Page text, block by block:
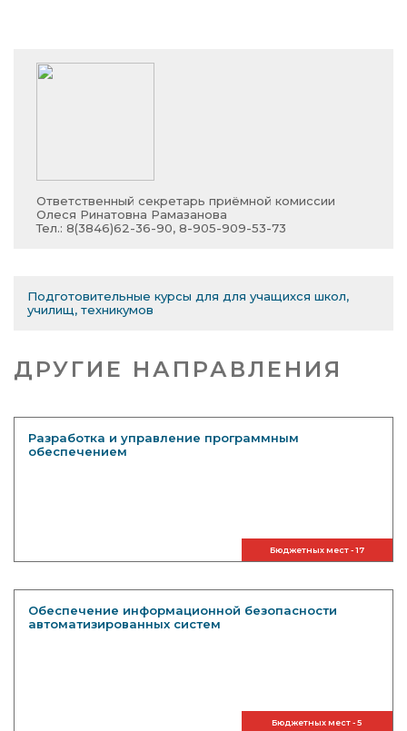
Ответственный секретарь приёмной комиссии
Олеся Ринатовна Рамазанова
Тел.: 8(3846)62-36-90, 8-905-909-53-73
Подготовительные курсы для для учащихся школ,
училищ, техникумов
ДРУГИЕ НАПРАВЛЕНИЯ
Разработка и управление программным
обеспечением
Бюджетных мест - 17
Обеспечение информационной безопасности
автоматизированных систем
Бюджетных мест - 5